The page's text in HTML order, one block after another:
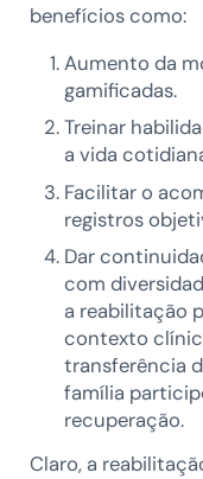
benefícios como:
Aumento da
gamificadas.
Treinar
a vida
Facilitar o
registros
Dar
com
a reabilitação
contexto
transferência
família
recuperação.
Claro, a